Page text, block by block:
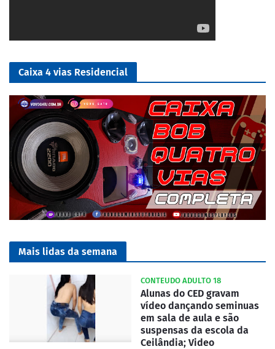
Caixa 4 vias Residencial
Mais lidas da semana
CONTEUDO ADULTO 18
Alunas do CED gravam
vídeo dançando seminuas
em sala de aula e são
suspensas da escola da
Ceilândia; Video